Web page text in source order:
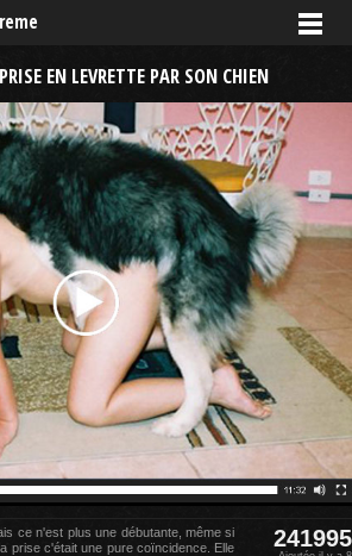
EN LEVRETTE PAR SON CHIEN
ce n'est plus une débutante, même si
prise c'était une pure coïncidence. Elle
241995